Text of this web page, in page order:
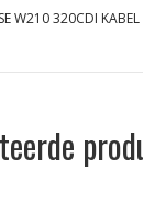
W210 320CDI